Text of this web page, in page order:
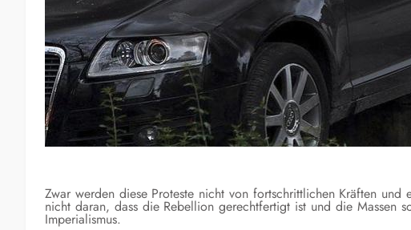
Zwar werden diese Proteste nicht von fortschrittlichen Kräften
nicht daran, dass die Rebellion gerechtfertigt ist und die Massen
Imperialismus.